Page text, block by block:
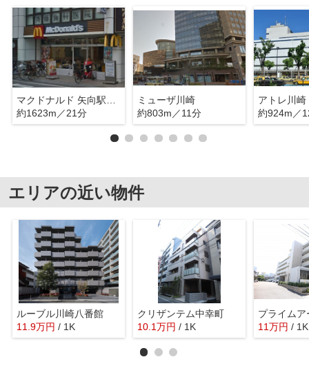
約1623m／21分
ミューザ川崎
約803m／11分
アトレ川崎
約924m／
エリアの近い物件
ルーブル川崎八番館
11.9万円 / 1K
クリザンテム中幸町
10.1万円 / 1K 11万円 / 1K